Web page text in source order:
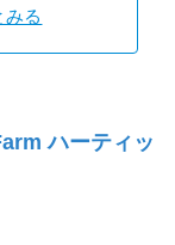
みる
ハーティッ